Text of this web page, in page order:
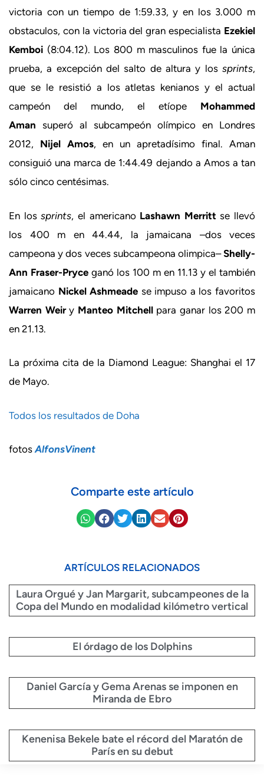
victoria con un tiempo de 1:59.33, y en los 3.000 m
obstaculos, con la victoria del gran especialista Ezekiel
Kemboi (8:04.12). Los 800 m masculinos fue la única
prueba, a excepción del salto de altura y los sprints,
que se le resistió a los atletas kenianos y el actual
campeón del mundo, el etíope Mohammed
Aman superó al subcampeón olímpico en Londres
2012, Nijel Amos, en un apretadísimo final. Aman
consiguió una marca de 1:44.49 dejando a Amos a tan
sólo cinco centésimas.
En lossprints, el americano Lashawn Merritt se llevó
los 400 m en 44.44, la jamaicana –dos veces
campeona y dos veces subcampeona olimpica–Shelly-
Ann Fraser-Pryce ganó los 100 m en 11.13 y el también
jamaicano Nickel Ashmeade se impuso a los favoritos
Warren Weiry Manteo Mitchellpara ganar los 200 m
en 21.13.
La próxima cita de la Diamond League: Shanghai el 17
de Mayo.
Todos los resultados de Doha
fotosAlfonsVinent
Comparte este artículo
ARTÍCULOS RELACIONADOS
Laura Orgué y Jan Margarit, subcampeones de la
Copa del Mundo en modalidad kilómetro vertical
El órdago de los Dolphins
Daniel García y Gema Arenas se imponen en
Miranda de Ebro
Kenenisa Bekele bate el récord del Maratón de
París en su debut